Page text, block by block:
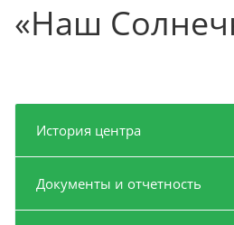
«Наш
История центра
Документы и отчетность